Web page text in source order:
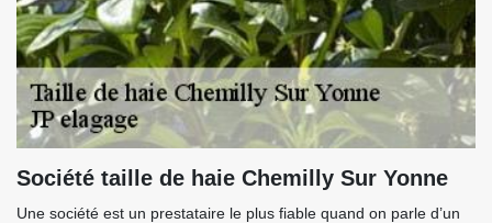
Société taille de haie Chemilly Sur Yonne
Une société est un prestataire le plus fiable quand on parle d’un